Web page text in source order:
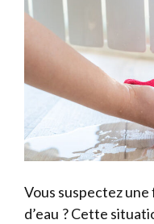
Vous suspectez une
d’eau ? Cette